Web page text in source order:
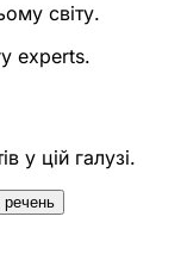
світу.
experts.
у цій галузі.
речень